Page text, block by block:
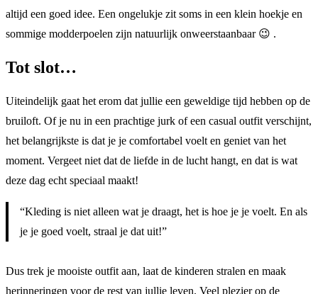
altijd een goed idee. Een ongelukje zit soms in een klein hoekje en
sommige modderpoelen zijn natuurlijk onweerstaanbaar 😉 .
Tot slot…
Uiteindelijk gaat het erom dat jullie een geweldige tijd hebben op de
bruiloft. Of je nu in een prachtige jurk of een casual outfit verschijnt,
het belangrijkste is dat je je comfortabel voelt en geniet van het
moment. Vergeet niet dat de liefde in de lucht hangt, en dat is wat
deze dag echt speciaal maakt!
“Kleding is niet alleen wat je draagt, het is hoe je je voelt. En als
je je goed voelt, straal je dat uit!”
Dus trek je mooiste outfit aan, laat de kinderen stralen en maak
herinneringen voor de rest van jullie leven. Veel plezier op de